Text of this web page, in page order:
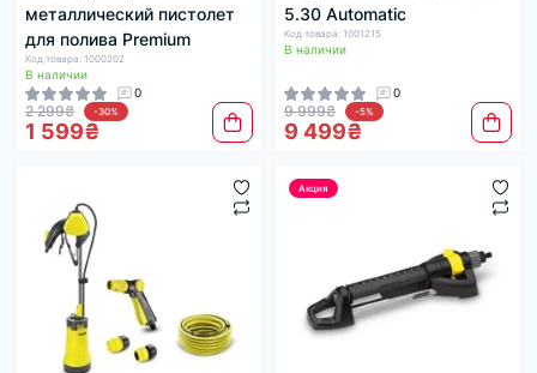
металлический пистолет
для полива Premium
Код товара: 1000202
В наличии
0
2 299₴ -30%
1 599₴
5.30 Automatic
Код товара: 1001215
В наличии
0
9 999₴ -5%
9 499₴
Акция